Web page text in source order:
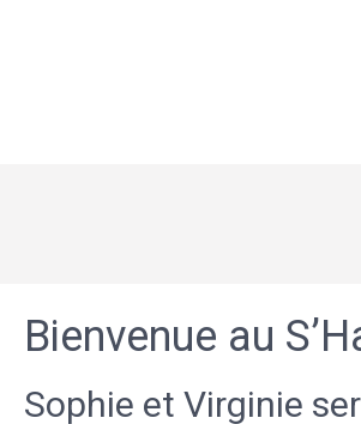
Bienvenue au
Sophie et Virginie